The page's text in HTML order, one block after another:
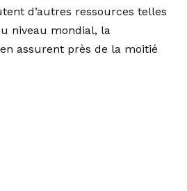
d’autres ressources telles
niveau mondial, la
assurent près de la moitié